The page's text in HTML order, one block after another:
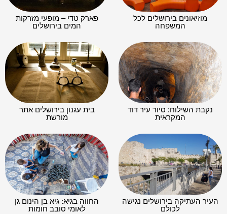
מוזיאונים בירושלים לכל
המשפחה
פארק טדי – מופעי מזרקות
המים בירושלים
נקבת השילוח: סיור עיר דוד
המקראית
בית עגנון בירושלים אתר
מורשת
העיר העתיקה בירושלים נגישה
לכולם
החווה בגיא: גיא בן הינום גן
לאומי סובב חומות